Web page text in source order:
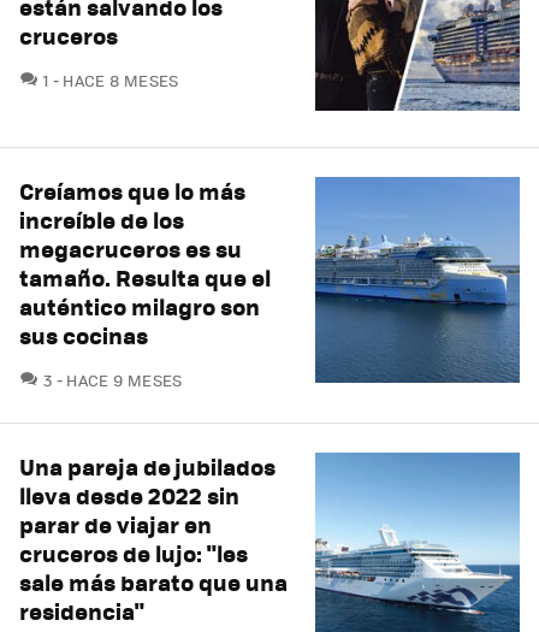
están salvando los
cruceros
1 COMENTARIOS
HACE 8 MESES
Creíamos que lo más
increíble de los
megacruceros es su
tamaño. Resulta que el
auténtico milagro son
sus cocinas
3 COMENTARIOS
HACE 9 MESES
Una pareja de jubilados
lleva desde 2022 sin
parar de viajar en
cruceros de lujo: "les
sale más barato que una
residencia"